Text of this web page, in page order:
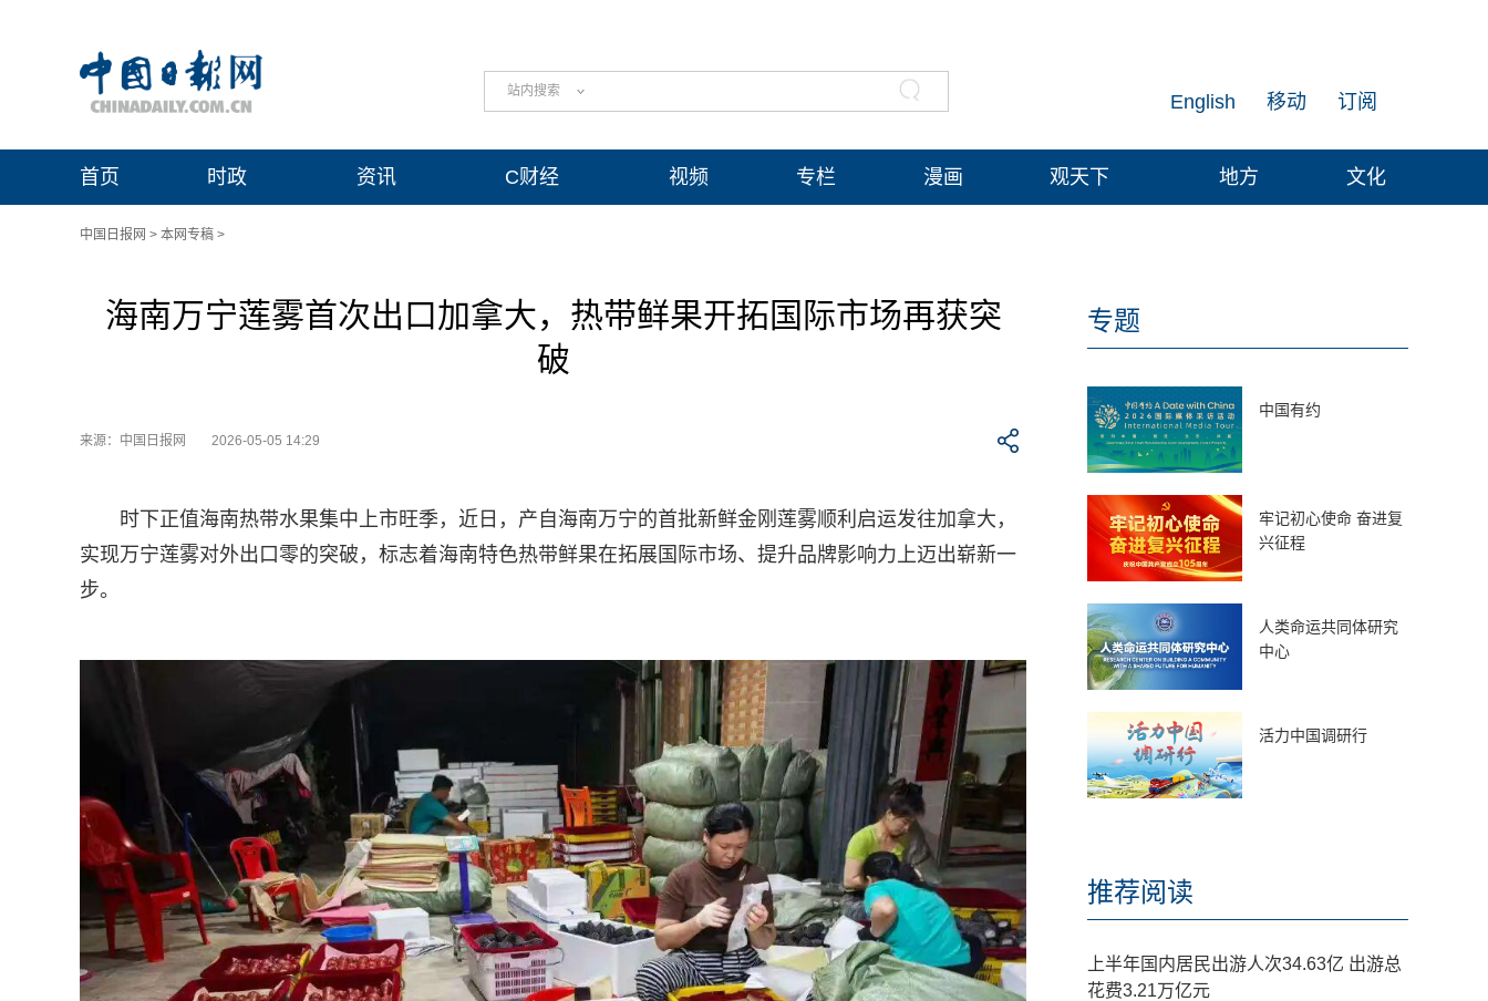
站内搜索 订阅
移动
English
首页 时政 资讯 C财经 视频 专栏 漫画 观天下 地方 文化
中国日报网 > 本网专稿 >
海南万宁莲雾首次出口加拿大，热带鲜果开拓国际市场再获突
破
来源：中国日报网 2026-05-05 14:29
时下正值海南热带水果集中上市旺季，近日，产自海南万宁的首批新鲜金刚莲雾顺利启运发往加拿大，
实现万宁莲雾对外出口零的突破，标志着海南特色热带鲜果在拓展国际市场、提升品牌影响力上迈出崭新一
步。
专题
中国有约
牢记初心使命 奋进复
兴征程
人类命运共同体研究
中心
活力中国调研行
推荐阅读
上半年国内居民出游人次34.63亿 出游总
花费3.21万亿元